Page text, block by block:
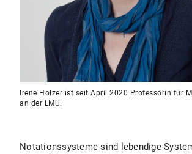
Irene Holzer ist seit April 2020 Professorin für
an der LMU.
Notationssysteme sind lebendige